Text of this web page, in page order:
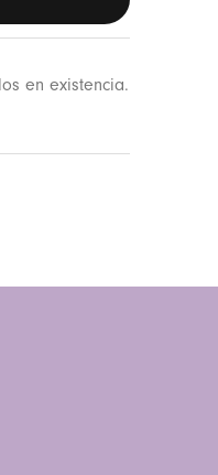
en existencia.